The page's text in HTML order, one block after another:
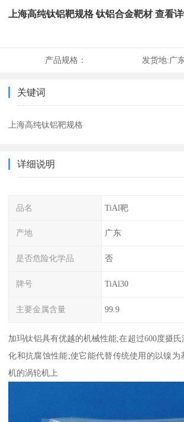
上海高纯钛铝靶规格 钛铝合金靶材 查看
产品规格： 发货地:广
关键词
上海高纯钛铝靶规格
详细说明
品名 TiAl靶
产地 广东
是否危险化学品 否
牌号 TiAl30
主要金属含量 99.9
加玛钛铝具有优越的机械性能;在超过600度摄
化和抗腐蚀性能;使它能代替传统使用的以镍为
机的涡轮机上